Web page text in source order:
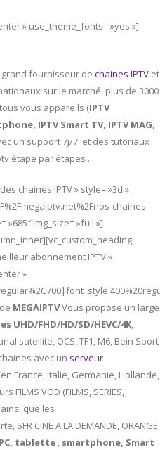
» use_theme_fonts= »yes »]
fournisseur de chaines IPTVet
sur le marché. plus de 3000
vous appareils (IPTV
IPTV Smart TV, IPTV MAG,
un support 7j/7 et des tutoriaux
étape par étapes .
chaines IPTV » style= »3d »
chaines-
img_size= »full »]
abonnement IPTV »
»
MEGAIPTVVous propose un large
UHD/FHD/HD/SD/HEVC/4K,
satellite, OCS, TF1, M6, Bein Sport
avec un serveur
France, Italie, Germanie, Hollande,
VOD (FILMS, SERIES,
ainsi que les
SFR CINE A LA DEMANDE, ORANGE
PC, tablette , smartphone, Smart